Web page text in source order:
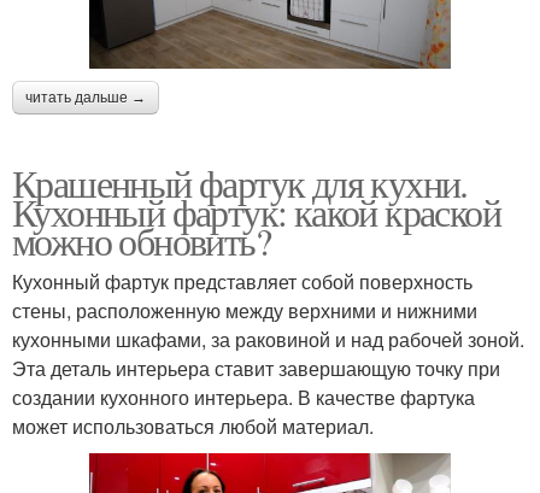
читать дальше →
Крашенный фартук для кухни.
Кухонный фартук: какой краской
можно обновить?
Кухонный фартук представляет собой поверхность
стены, расположенную между верхними и нижними
кухонными шкафами, за раковиной и над рабочей зоной.
Эта деталь интерьера ставит завершающую точку при
создании кухонного интерьера. В качестве фартука
может использоваться любой материал.